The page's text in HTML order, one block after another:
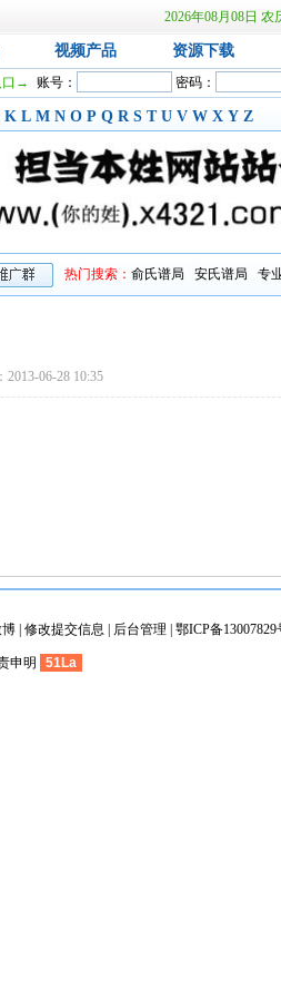
2026年08月08日
视频产品 资源下载
口→ 账号： 密码：
K L M N O P Q R S T U V W X Y Z
热门搜索： 俞氏谱局 安氏谱局 专
2013-06-28 10:35
| 修改提交信息 后台管理 鄂ICP备13007829
申明 51La